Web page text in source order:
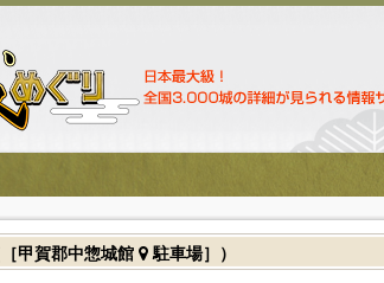
甲賀郡中惣城館 駐車場］）